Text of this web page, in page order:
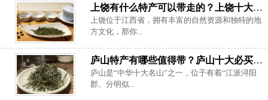
上饶有什么特产可以带走的？上饶十大必买十大特产
上饶位于江西省，拥有丰富的自然资源和独特的地
方文化，那你...
庐山特产有哪些值得带？庐山十大必买土特产
庐山是“中华十大名山”之一，位于有着“江派浔阳
郡、分明似...